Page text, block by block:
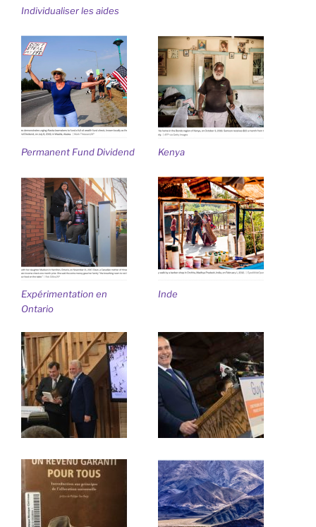
Individualiser les aides
Permanent Fund Dividend Kenya
Expérimentation en
Ontario
Inde